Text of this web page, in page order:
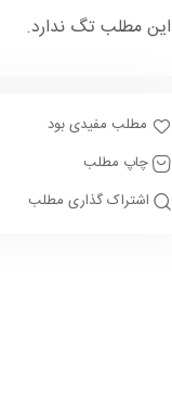
این مطلب تگ ندارد.
مطلب مفیدی بود
چاپ مطلب
اشتراک گذاری مطلب